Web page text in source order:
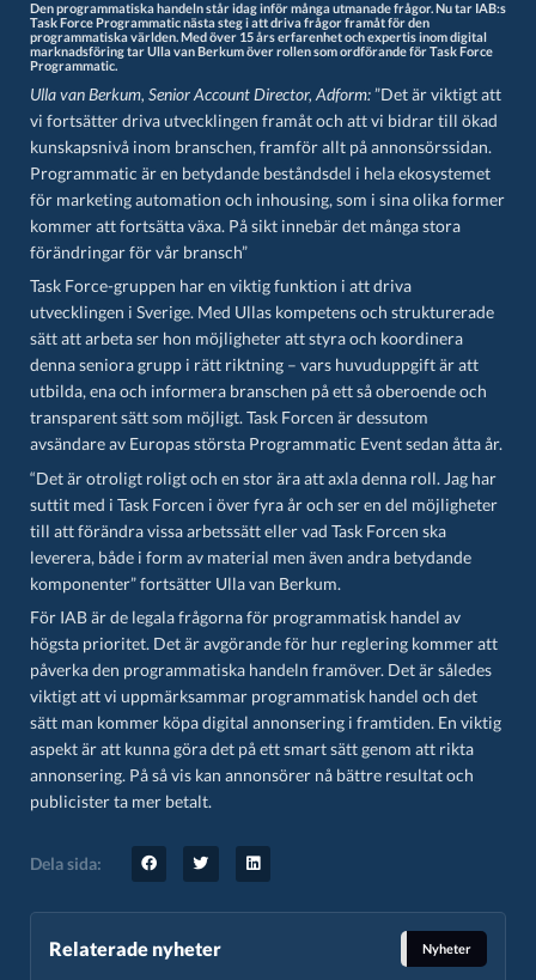
Den programmatiska handeln står idag inför många utmanade frågor. Nu tar IAB:s
Task Force Programmatic nästa steg i att driva frågor framåt för den
programmatiska världen. Med över 15 års erfarenhet och expertis inom digital
marknadsföring tar Ulla van Berkum över rollen som ordförande för Task Force
Programmatic.
Ulla van Berkum, Senior Account Director, Adform:”Det är viktigt att
vi fortsätter driva utvecklingen framåt och att vi bidrar till ökad
kunskapsnivå inom branschen, framför allt på annonsörssidan.
Programmatic är en betydande beståndsdel i hela ekosystemet
för marketing automation och inhousing, som i sina olika former
kommer att fortsätta växa. På sikt innebär det många stora
förändringar för vår bransch”
Task Force-gruppen har en viktig funktion i att driva
utvecklingen i Sverige. Med Ullas kompetens och strukturerade
sätt att arbeta ser hon möjligheter att styra och koordinera
denna seniora grupp i rätt riktning – vars huvuduppgift är att
utbilda, ena och informera branschen på ett så oberoende och
transparent sätt som möjligt. Task Forcen är dessutom
avsändare av Europas största Programmatic Event sedan åtta år.
“Det är otroligt roligt och en stor ära att axla denna roll. Jag har
suttit med i Task Forcen i över fyra år och ser en del möjligheter
till att förändra vissa arbetssätt eller vad Task Forcen ska
leverera, både i form av material men även andra betydande
komponenter” fortsätter Ulla van Berkum.
För IAB är de legala frågorna för programmatisk handel av
högsta prioritet. Det är avgörande för hur reglering kommer att
påverka den programmatiska handeln framöver. Det är således
viktigt att vi uppmärksammar programmatisk handel och det
sätt man kommer köpa digital annonsering i framtiden. En viktig
aspekt är att kunna göra det på ett smart sätt genom att rikta
annonsering. På så vis kan annonsörer nå bättre resultat och
publicister ta mer betalt.
Dela sida:
Relaterade nyheter Nyheter